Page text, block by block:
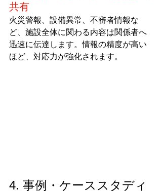
共有
火災警報、設備異常、不審者情報な
ど、施設全体に関わる内容は関係者へ
迅速に伝達します。情報の精度が高い
ほど、対応力が強化されます。
4. 事例・ケーススタディ